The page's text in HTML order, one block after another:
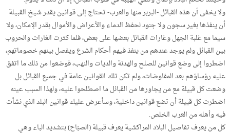
ولا يخفى أن هذه القبائل -البربر منها والعرب- تحتاج إلى قوانين يقدر شيخ القبيلة
أن ينفذها بغير سجون ولا جنود لحفظ الدماء والأعراض والأموال بقدر الإمكان، ولا
سيما مع غلبة الجهل وغارات القبائل بعضها على بعض، فلما كثرت الغارات والحروب
بين القبائل ولم يوجد عندهم من ينفذ فيهم أحكام الشرع ويفصل بينهم خصوماتهم،
اضطروا إلى وضع قوانين للصلح والهدنة والديات والنهب، فوضعوا من ذلك ما اتفق
عليه رؤساؤهم بعد المفاوضات، ولم تكن تلك القوانين عامة في جميع القبائل بل
وضعت كل قبيلة مع من يجاورها من القبائل ما اصطلحوا عليه، ولهذا السبب عينه
اضطرت كل قبيلة أن تضع قوانين داخلية، وسأعرض عليك قوانين البلد الذي نشأت
فيه وأهله من العرب الخلص.
كل من يعرف تفاصيل البلاد المراكشية يعرف قبيلة (الصبّاح) بتشديد الباء وهي